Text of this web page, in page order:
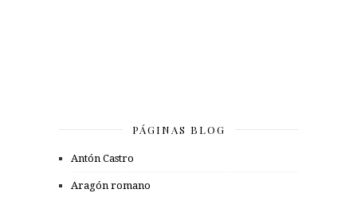
PÁGINAS BLOG
Antón Castro
Aragón romano